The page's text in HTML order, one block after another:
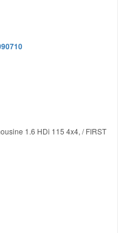
1.6 HDi 115 4x4, / FIRST